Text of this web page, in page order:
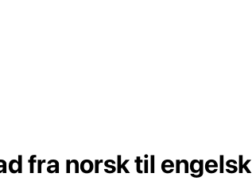
fra norsk til engelsk